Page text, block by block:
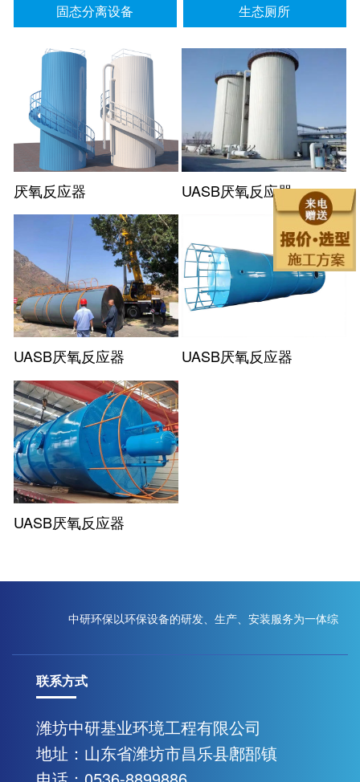
固态分离设备 生态厕所
厌氧反应器 UASB厌氧反应器
UASB厌氧反应器 UASB厌氧反应器
UASB厌氧反应器
中研环保以环保设备的研发、生产、安装服务为一体综
合性现代化企业
联系我们
联系方式
潍坊中研基业环境工程有限公司
地址：山东省潍坊市昌乐县鄌郚镇